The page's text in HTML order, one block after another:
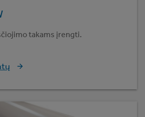
takams įrengti.